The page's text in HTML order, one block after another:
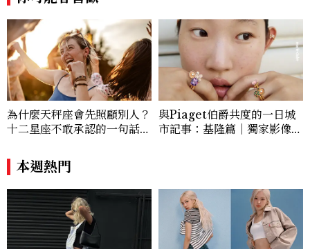
為什麼天秤座會先照顧別人？
十二星座不敢承認的一句話，
之後想很久
與Piaget伯爵共度的一日城
市記事：基隆篇｜獨家影像故
本週熱門